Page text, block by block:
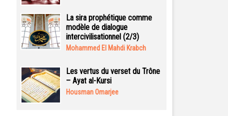
La sira prophétique comme
modèle de dialogue
intercivilisationnel (2/3)
Mohammed El Mahdi Krabch
Les vertus du verset du Trône
– Ayat al-Kursi
Housman Omarjee